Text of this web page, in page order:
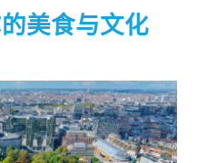
美食与文化